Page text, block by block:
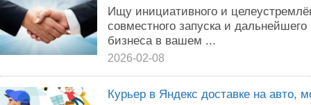
Ищу инициативного и
совместного запуска и дальнейшего
бизнеса в вашем ...
2026-02-08
Курьер в Яндекс доставке на авто,